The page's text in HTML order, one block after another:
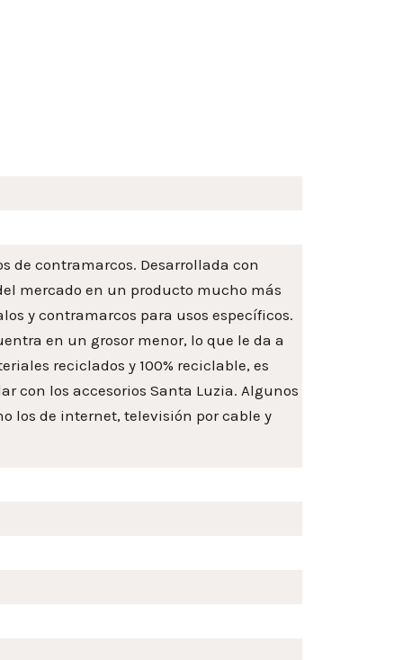
de contramarcos. Desarrollada con
mercado en un producto mucho más
y contramarcos para usos específicos.
en un grosor menor, lo que le da a
reciclados y 100% reciclable, es
con los accesorios Santa Luzia. Algunos
los de internet, televisión por cable y